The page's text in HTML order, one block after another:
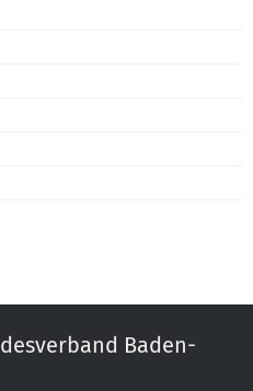
Baden-